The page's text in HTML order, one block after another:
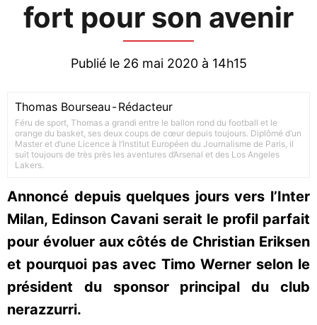
fort pour son avenir
Publié le 26 mai 2020 à 14h15
Thomas Bourseau -Rédacteur
Féru de sport, Thomas a grandi entre le ballon rond du football et le
orange du basket, ses deux coups de cœur depuis toujours. Diplômé d’un
Master et d’une Licence à l’Institut Européen du Journalisme de Paris, il
suit toujours de très près les aventures d’Arsenal et des Los Angeles
Lakers.
Annoncé depuis quelques jours vers l’Inter
Milan, Edinson Cavani serait le profil parfait
pour évoluer aux côtés de Christian Eriksen
et pourquoi pas avec Timo Werner selon le
président du sponsor principal du club
nerazzurri.